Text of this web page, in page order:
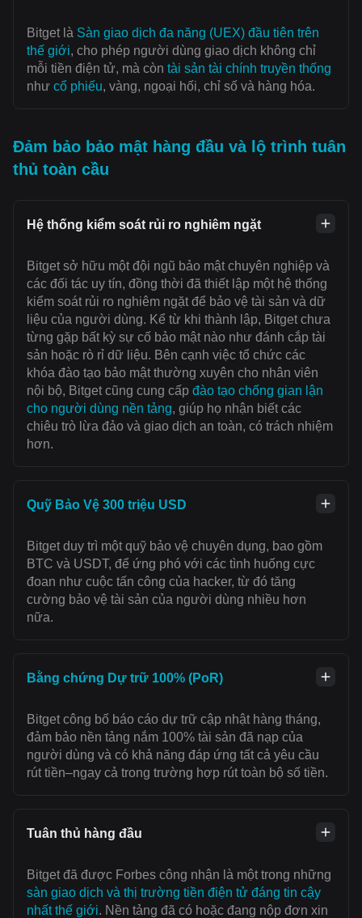
Bitget là Sàn giao dịch đa năng (UEX) đầu tiên trên
thế giới, cho phép người dùng giao dịch không chỉ
mỗi tiền điện tử, mà còn tài sản tài chính truyền thống
như cổ phiếu, vàng, ngoại hối, chỉ số và hàng hóa.
Đảm bảo bảo mật hàng đầu và lộ trình tuân
thủ toàn cầu
Hệ thống kiểm soát rủi ro nghiêm ngặt
Bitget sở hữu một đội ngũ bảo mật chuyên nghiệp và
các đối tác uy tín, đồng thời đã thiết lập một hệ thống
kiểm soát rủi ro nghiêm ngặt để bảo vệ tài sản và dữ
liệu của người dùng. Kể từ khi thành lập, Bitget chưa
từng gặp bất kỳ sự cố bảo mật nào như đánh cắp tài
sản hoặc rò rỉ dữ liệu. Bên cạnh việc tổ chức các
khóa đào tạo bảo mật thường xuyên cho nhân viên
nội bộ, Bitget cũng cung cấp đào tạo chống gian lận
cho người dùng nền tảng, giúp họ nhận biết các
chiêu trò lừa đảo và giao dịch an toàn, có trách nhiệm
hơn.
Quỹ Bảo Vệ 300 triệu USD
Bitget duy trì một quỹ bảo vệ chuyên dụng, bao gồm
BTC và USDT, để ứng phó với các tình huống cực
đoan như cuộc tấn công của hacker, từ đó tăng
cường bảo vệ tài sản của người dùng nhiều hơn
nữa.
Bằng chứng Dự trữ 100% (PoR)
Bitget công bố báo cáo dự trữ cập nhật hàng tháng,
đảm bảo nền tảng nắm 100% tài sản đã nạp của
người dùng và có khả năng đáp ứng tất cả yêu cầu
rút tiền–ngay cả trong trường hợp rút toàn bộ số tiền.
Tuân thủ hàng đầu
Bitget đã được Forbes công nhận là một trong những
sàn giao dịch và thị trường tiền điện tử đáng tin cậy
nhất thế giới. Nền tảng đã có hoặc đang nộp đơn xin